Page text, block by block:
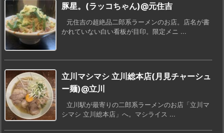
豚星。(ラッコちゃん)@元住吉
元住吉の超絶品二郎系ラーメンのお店。店名が書
かれていない白い看板が目印。限定メニ ...
立川マシマシ 立川総本店(月見チャーシュ
ー麺)@立川
立川駅が最寄りの二郎系ラーメンのお店「立川マ
シマシ 立川総本店」へ。マシライス ...